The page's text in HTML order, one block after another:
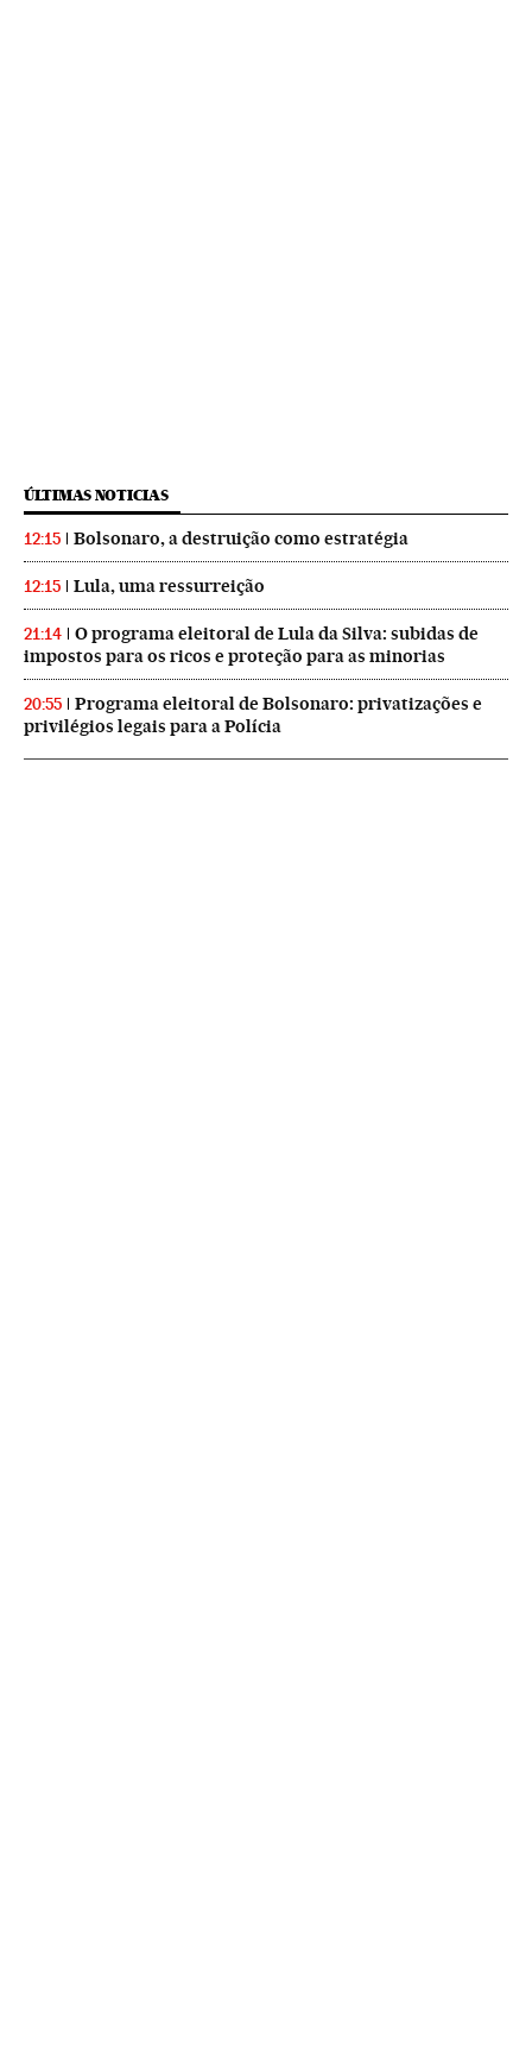
ÚLTIMAS NOTICIAS
12:15 Bolsonaro, a destruição como estratégia
12:15 Lula, uma ressurreição
21:14
O programa eleitoral de Lula da Silva: subidas de
impostos para os ricos e proteção para as minorias
20:55
Programa eleitoral de Bolsonaro: privatizações e
privilégios legais para a Polícia